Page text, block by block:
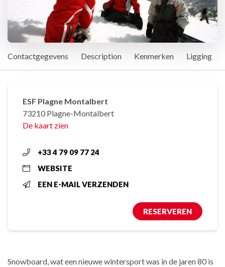
Contactgegevens Description Kenmerken Ligging
ESF Plagne Montalbert
73210 Plagne-Montalbert
De kaart zien
+33 4 79 09 77 24
WEBSITE
EEN E-MAIL VERZENDEN
RESERVEREN
Snowboard, wat een nieuwe wintersport was in de jaren 80 is